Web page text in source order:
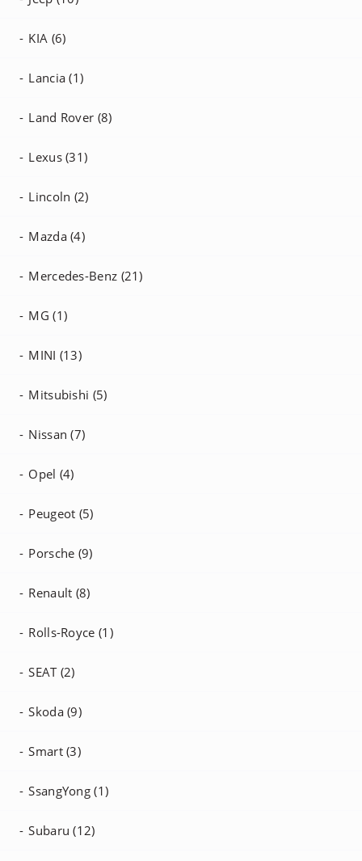
KIA (6)
Lancia (1)
Land Rover (8)
Lexus (31)
Lincoln (2)
Mazda (4)
Mercedes-Benz (21)
MG (1)
MINI (13)
Mitsubishi (5)
Nissan (7)
Opel (4)
Peugeot (5)
Porsche (9)
Renault (8)
Rolls-Royce (1)
SEAT (2)
Skoda (9)
Smart (3)
SsangYong (1)
Subaru (12)